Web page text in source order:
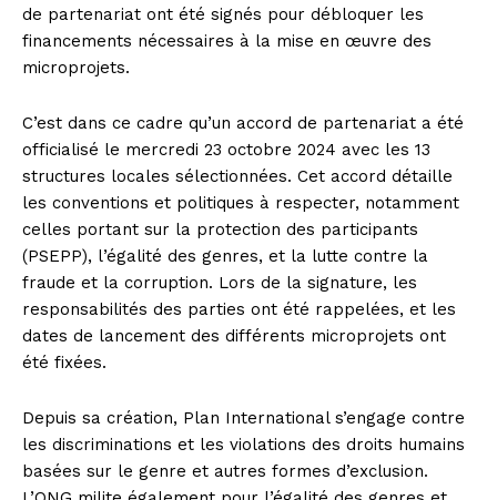
de partenariat ont été signés pour débloquer les
financements nécessaires à la mise en œuvre des
microprojets.
C’est dans ce cadre qu’un accord de partenariat a été
officialisé le mercredi 23 octobre 2024 avec les 13
structures locales sélectionnées. Cet accord détaille
les conventions et politiques à respecter, notamment
celles portant sur la protection des participants
(PSEPP), l’égalité des genres, et la lutte contre la
fraude et la corruption. Lors de la signature, les
responsabilités des parties ont été rappelées, et les
dates de lancement des différents microprojets ont
été fixées.
Depuis sa création, Plan International s’engage contre
les discriminations et les violations des droits humains
basées sur le genre et autres formes d’exclusion.